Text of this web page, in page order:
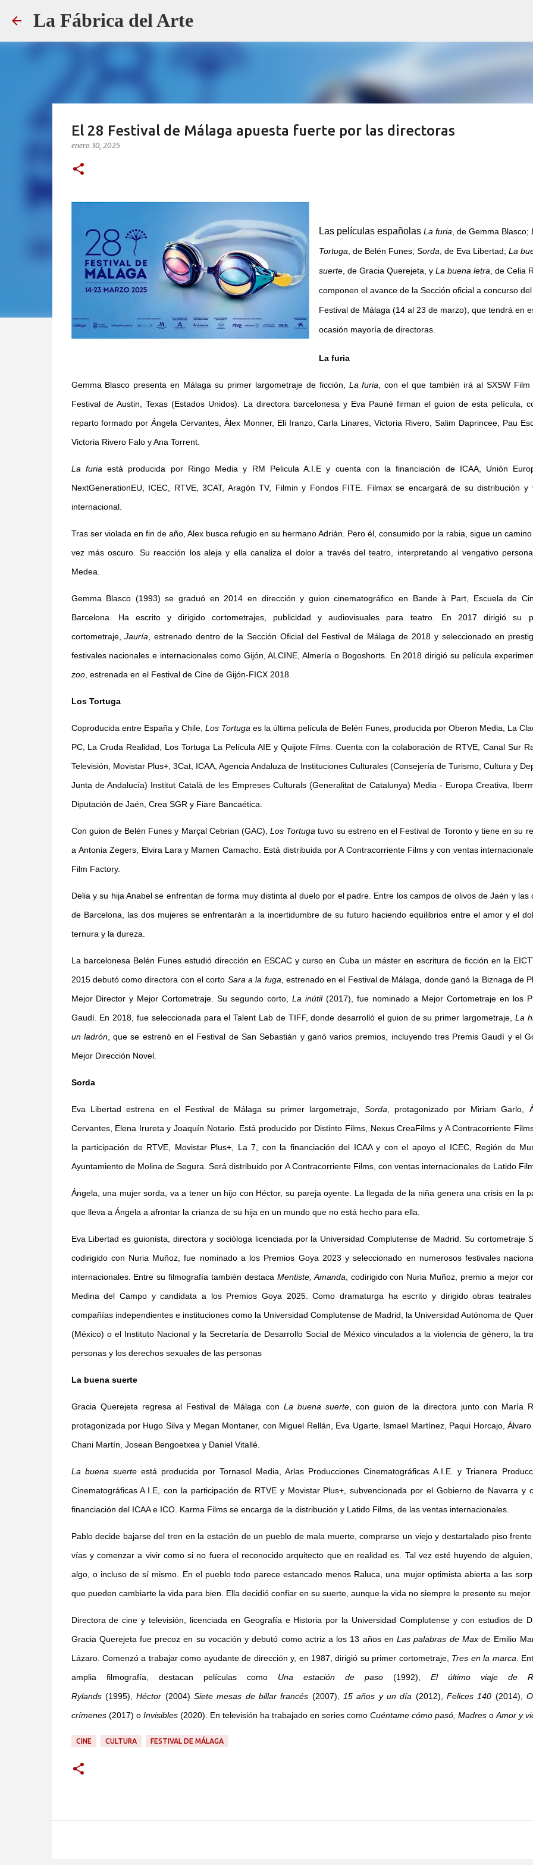
La Fábrica del Arte
El 28 Festival de Málaga apuesta fuerte por las directoras
enero 30, 2025
Las películas españolas La furia , de Gemma Blasco;
Tortuga , de Belén Funes; Sorda , de Eva Libertad; La
suerte, de Gracia Querejeta, y La buena letra , de Celia
componen el avance de la Sección oficial a concurso
Festival de Málaga (14 al 23 de marzo), que tendrá en
ocasión mayoría de directoras.
La furia
Gemma Blasco presenta en Málaga su primer largometraje de ficción, La furia , con el que también irá al SXSW Film
Festival de Austin, Texas (Estados Unidos). La directora barcelonesa y Eva Pauné firman el guion de esta película,
reparto formado por Ángela Cervantes, Àlex Monner, Eli Iranzo, Carla Linares, Victoria Rivero, Salim Daprincee, Pau
Victoria Rivero Falo y Ana Torrent.
La furia está producida por Ringo Media y RM Pelicula A.I.E y cuenta con la financiación de ICAA, Unión
NextGenerationEU, ICEC, RTVE, 3CAT, Aragón TV, Filmin y Fondos FITE. Filmax se encargará de su distribución y
internacional.
Tras ser violada en fin de año, Alex busca refugio en su hermano Adrián. Pero él, consumido por la rabia, sigue un
vez más oscuro. Su reacción los aleja y ella canaliza el dolor a través del teatro, interpretando al vengativo
Medea.
Gemma Blasco (1993) se graduó en 2014 en dirección y guion cinematográfico en Bande à Part, Escuela de
Barcelona. Ha escrito y dirigido cortometrajes, publicidad y audiovisuales para teatro. En 2017 dirigió su
cortometraje,Jauría , estrenado dentro de la Sección Oficial del Festival de Málaga de 2018 y seleccionado en
festivales nacionales e internacionales como Gijón, ALCINE, Almería o Bogoshorts. En 2018 dirigió su película
zoo, estrenada en el Festival de Cine de Gijón-FICX 2018.
Los Tortuga
Coproducida entre España y Chile, Los Tortuga es la última película de Belén Funes, producida por Oberon Media, La
PC, La Cruda Realidad, Los Tortuga La Película AIE y Quijote Films. Cuenta con la colaboración de RTVE, Canal Sur
Televisión, Movistar Plus+, 3Cat, ICAA, Agencia Andaluza de Instituciones Culturales (Consejería de Turismo, Cultura y
Junta de Andalucía) Institut Català de les Empreses Culturals (Generalitat de Catalunya) Media - Europa Creativa,
Diputación de Jaén, Crea SGR y Fiare Bancaética.
Con guion de Belén Funes y Marçal Cebrian (GAC),Los Tortuga tuvo su estreno en el Festival de Toronto y tiene en su
a Antonia Zegers, Elvira Lara y Mamen Camacho. Está distribuida por A Contracorriente Films y con ventas
Film Factory.
Delia y su hija Anabel se enfrentan de forma muy distinta al duelo por el padre. Entre los campos de olivos de Jaén y las
de Barcelona, las dos mujeres se enfrentarán a la incertidumbre de su futuro haciendo equilibrios entre el amor y el
ternura y la dureza.
La barcelonesa Belén Funes estudió dirección en ESCAC y curso en Cuba un máster en escritura de ficción en la
2015 debutó como directora con el corto Sara a la fuga , estrenado en el Festival de Málaga, donde ganó la Biznaga de
Mejor Director y Mejor Cortometraje. Su segundo corto,La inútil(2017), fue nominado a Mejor Cortometraje en los
Gaudí. En 2018, fue seleccionada para el Talent Lab de TIFF, donde desarrolló el guion de su primer largometraje, La
un ladrón, que se estrenó en el Festival de San Sebastián y ganó varios premios, incluyendo tres Premis Gaudí y el
Mejor Dirección Novel.
Sorda
Eva Libertad estrena en el Festival de Málaga su primer largometraje, Sorda , protagonizado por Miriam Garlo,
Cervantes, Elena Irureta y Joaquín Notario. Está producido por Distinto Films, Nexus CreaFilms y A Contracorriente
la participación de RTVE, Movistar Plus+, La 7, con la financiación del ICAA y con el apoyo el ICEC, Región de
Ayuntamiento de Molina de Segura. Será distribuido por A Contracorriente Films, con ventas internacionales de Latido
Ángela, una mujer sorda, va a tener un hijo con Héctor, su pareja oyente. La llegada de la niña genera una crisis en la
que lleva a Ángela a afrontar la crianza de su hija en un mundo que no está hecho para ella.
Eva Libertad es guionista, directora y socióloga licenciada por la Universidad Complutense de Madrid. Su cortometraje
codirigido con Nuria Muñoz, fue nominado a los Premios Goya 2023 y seleccionado en numerosos festivales
internacionales. Entre su filmografía también destaca Mentiste, Amanda , codirigido con Nuria Muñoz, premio a mejor
Medina del Campo y candidata a los Premios Goya 2025. Como dramaturga ha escrito y dirigido obras
compañías independientes e instituciones como la Universidad Complutense de Madrid, la Universidad Autónoma de
(México) o el Instituto Nacional y la Secretaría de Desarrollo Social de México vinculados a la violencia de género, la
personas y los derechos sexuales de las personas
La buena suerte
Gracia Querejeta regresa al Festival de Málaga con La buena suerte , con guion de la directora junto con María
protagonizada por Hugo Silva y Megan Montaner, con Miguel Rellán, Eva Ugarte, Ismael Martínez, Paqui Horcajo, Álvaro
Chani Martín, Josean Bengoetxea y Daniel Vitallé.
La buena suerteestá producida por Tornasol Media, Arlas Producciones Cinematográficas A.I.E. y Trianera
Cinematográficas A.I.E, con la participación de RTVE y Movistar Plus+, subvencionada por el Gobierno de Navarra y
financiación del ICAA e ICO. Karma Films se encarga de la distribución y Latido Films, de las ventas internacionales.
Pablo decide bajarse del tren en la estación de un pueblo de mala muerte, comprarse un viejo y destartalado piso
vías y comenzar a vivir como si no fuera el reconocido arquitecto que en realidad es. Tal vez esté huyendo de
algo, o incluso de sí mismo. En el pueblo todo parece estancado menos Raluca, una mujer optimista abierta a las
que pueden cambiarte la vida para bien. Ella decidió confiar en su suerte, aunque la vida no siempre le presente su mejor
Directora de cine y televisión, licenciada en Geografía e Historia por la Universidad Complutense y con estudios de
Gracia Querejeta fue precoz en su vocación y debutó como actriz a los 13 años enLas palabras de Maxde Emilio
Lázaro. Comenzó a trabajar como ayudante de dirección y, en 1987, dirigió su primer cortometraje, Tres en la marca .
amplia filmografía, destacan películas como Una estación de paso(1992), El
último viaje de
Rylands(1995),Héctor (2004) Siete mesas de billar francés (2007), 15 años y un día (2012),Felices 140 (2014),
crímenes(2017) o Invisibles(2020). En televisión ha trabajado en series como Cuéntame cómo pasó, Madres oAmor y
CINE CULTURA FESTIVAL DE MÁLAGA